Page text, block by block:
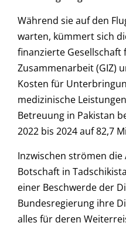
Während sie auf den
warten, kümmert sich
finanzierte
Zusammenarbeit (GIZ)
Kosten für
medizinische
Betreuung in Pakistan
2022 bis 2024 auf 82,7
Inzwischen strömen
Botschaft in
einer Beschwerde der
Bundesregierung ihre
alles für deren